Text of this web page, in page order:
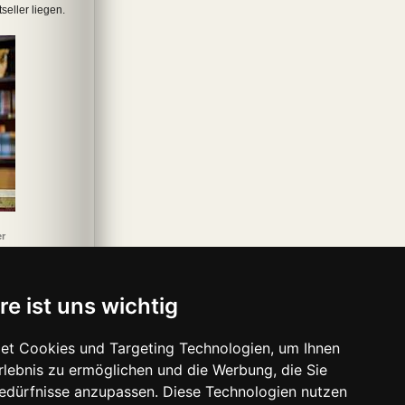
ist uns wichtig
Cookies und Targeting Technologien, um Ihnen
zu ermöglichen und die Werbung, die Sie
anzupassen. Diese Technologien nutzen
liegen.